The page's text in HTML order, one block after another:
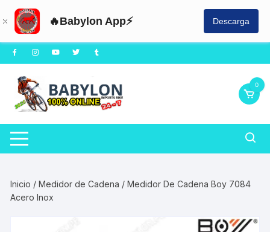
🔥Babylon App⚡ Descarga
Saltar
al
contenido
0
Inicio /Medidor de Cadena / Medidor De Cadena Boy 7084
Acero Inox